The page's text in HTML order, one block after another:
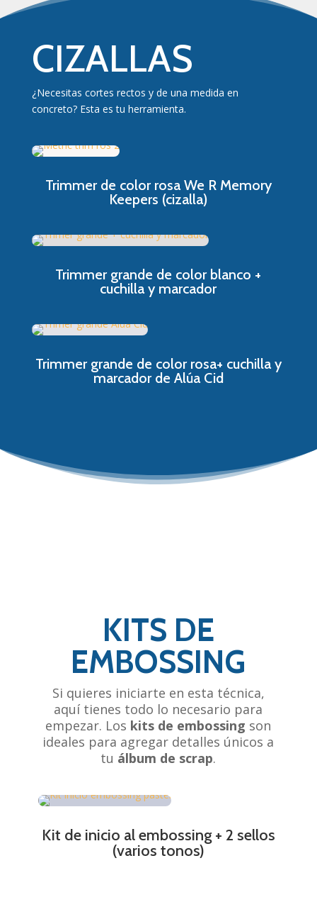
CIZALLAS
¿Necesitas cortes rectos y de una medida en
concreto? Esta es tu herramienta.
Trimmer de color rosa We R Memory
Keepers (cizalla)
Trimmer grande de color blanco +
cuchilla y marcador
Trimmer grande de color rosa+ cuchilla y
marcador de Alúa Cid
KITS DE
EMBOSSING
Si quieres iniciarte en esta técnica,
aquí tienes todo lo necesario para
empezar. Los kits de embossing son
ideales para agregar detalles únicos a
tu álbum de scrap.
Kit de inicio al embossing + 2 sellos
(varios tonos)